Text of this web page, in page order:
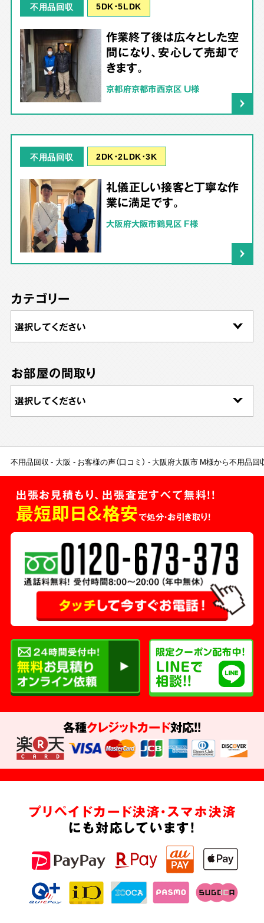
不用品回収 5DK･5LDK
作業終了後は広々とした空
間になり、安心して売却で
きます。
京都府京都市西京区 U様
不用品回収 2DK･2LDK･3K
礼儀正しい接客と丁寧な作
業に満足です。
大阪府大阪市鶴見区 F様
カテゴリー
お部屋の間取り
不用品回収 大阪 お客様の声（口コミ） 大阪府大阪市 M様から不用品回
出張お見積もり、出張査定すべて無料!!
最短即日＆格安で処分・お引き取り！
各種クレジットカード対応!!
プリペイドカード決済・スマホ決済
にも対応しています!